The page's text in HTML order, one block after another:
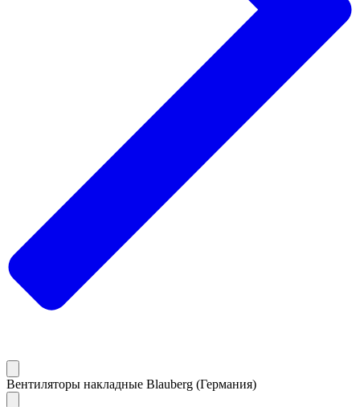
Вентиляторы накладные Blauberg (Германия)